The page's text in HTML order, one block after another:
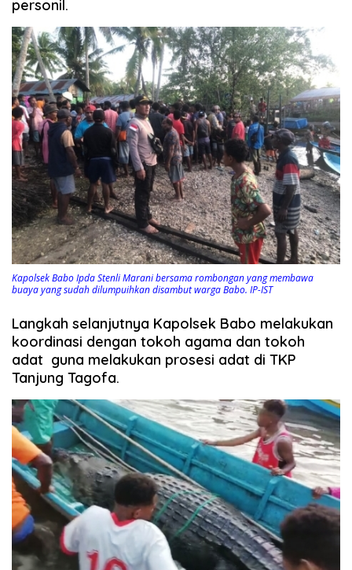
personil.
Kapolsek Babo Ipda Stenli Marani bersama rombongan yang membawa
buaya yang sudah dilumpuihkan disambut warga Babo. IP-IST
Langkah selanjutnya Kapolsek Babo melakukan
koordinasi dengan tokoh agama dan tokoh
adat guna melakukan prosesi adat di TKP
Tanjung Tagofa.